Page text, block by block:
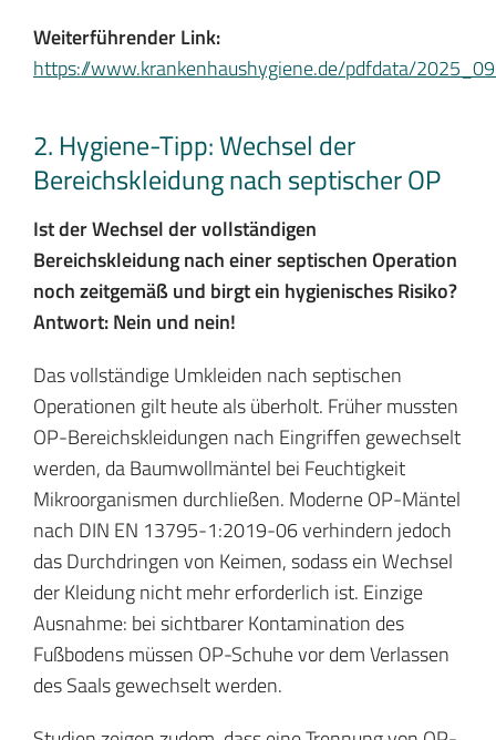
Weiterführender Link:
https://www.krankenhaushygiene.de/pdfdata/
2. Hygiene-Tipp: Wechsel der
Bereichskleidung nach septischer OP
Ist der Wechsel der vollständigen
Bereichskleidung nach einer septischen Operation
noch zeitgemäß und birgt ein hygienisches Risiko?
Antwort: Nein und nein!
Das vollständige Umkleiden nach septischen
Operationen gilt heute als überholt. Früher mussten
OP-Bereichskleidungen nach Eingriffen gewechselt
werden, da Baumwollmäntel bei Feuchtigkeit
Mikroorganismen durchließen. Moderne OP-Mäntel
nach DIN EN 13795-1:2019-06 verhindern jedoch
das Durchdringen von Keimen, sodass ein Wechsel
der Kleidung nicht mehr erforderlich ist. Einzige
Ausnahme: bei sichtbarer Kontamination des
Fußbodens müssen OP-Schuhe vor dem Verlassen
des Saals gewechselt werden.